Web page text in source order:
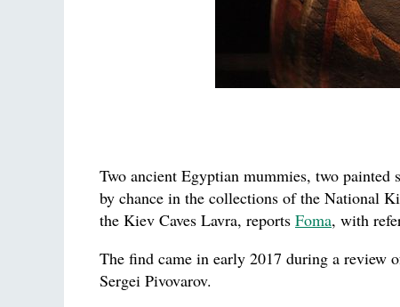
Two ancient Egyptian mummies, two painted
by chance in the collections of the National
the Kiev Caves Lavra, reports Foma, with
The find came in early 2017 during a review
Sergei Pivovarov.